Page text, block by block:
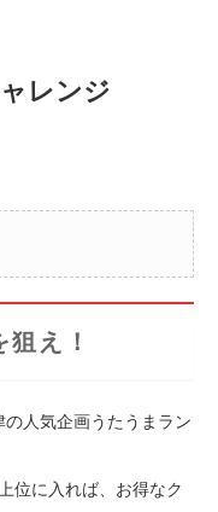
レンジ
え！
人気企画うたうまラン
位に入れば、お得なク